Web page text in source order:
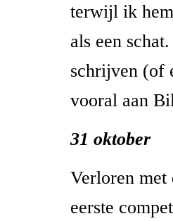
terwijl ik
als een
schrijven (of
vooral aan
31 oktober
Verloren met
eerste